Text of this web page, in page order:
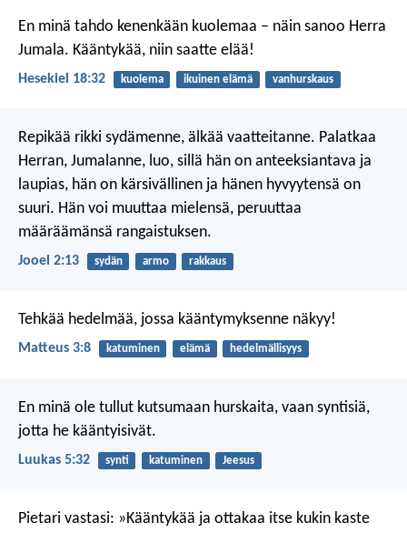
En minä tahdo kenenkään kuolemaa – näin sanoo Herra
Jumala. Kääntykää, niin saatte elää!
Hesekiel 18:32 kuolema ikuinen elämä vanhurskaus
Repikää rikki sydämenne, älkää vaatteitanne. Palatkaa
Herran, Jumalanne, luo, sillä hän on anteeksiantava ja
laupias, hän on kärsivällinen ja hänen hyvyytensä on
suuri. Hän voi muuttaa mielensä, peruuttaa
määräämänsä rangaistuksen.
Jooel 2:13 sydän armo rakkaus
Tehkää hedelmää, jossa kääntymyksenne näkyy!
Matteus 3:8 katuminen elämä hedelmällisyys
En minä ole tullut kutsumaan hurskaita, vaan syntisiä,
jotta he kääntyisivät.
Luukas 5:32 synti katuminen Jeesus
Pietari vastasi: »Kääntykää ja ottakaa itse kukin kaste